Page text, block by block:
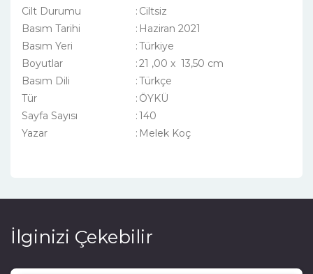
Cilt Durumu : Ciltsiz
Basım Tarihi
: Haziran 2021
Basım Yeri
:Türkiye
Boyutlar
:21 ,00 x 13,50 cm
Basım Dili
:Türkçe
Tür
: ÖYKÜ
Sayfa Sayısı
:140
Yazar
: Melek Koç
İlginizi Çekebilir